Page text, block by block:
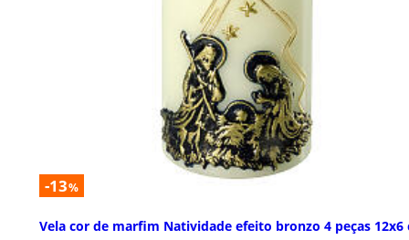
-13%
Vela cor de marfim Natividade efeito bronzo 4 peças 12x6